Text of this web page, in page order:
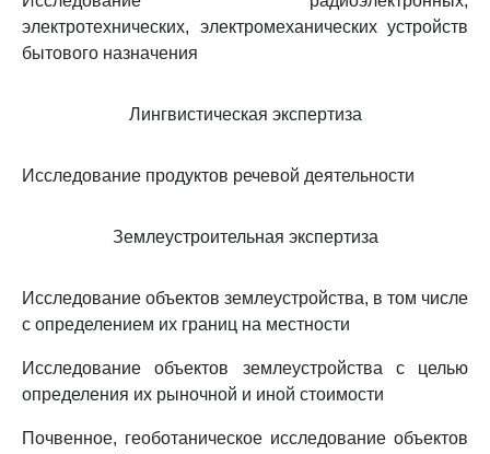
электротехнических, электромеханических устройств
бытового назначения
Лингвистическая экспертиза
Исследование продуктов речевой деятельности
Землеустроительная экспертиза
Исследование объектов землеустройства, в том числе
с определением их границ на местности
Исследование объектов землеустройства с целью
определения их рыночной и иной стоимости
Почвенное, геоботаническое исследование объектов